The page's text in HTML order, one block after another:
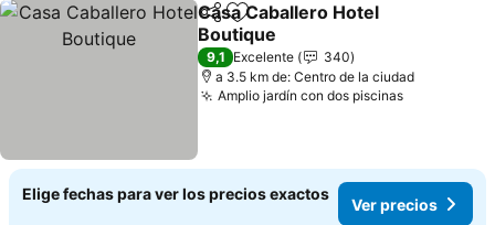
CompartirAgregar a favoritos
Casa Caballero Hotel
Boutique
Ver precios
9,1 Excelente
340
a 3.5 km de: Centro de la ciudad
Amplio jardín con dos piscinasVer
Elige fechas para ver los precios exactos
Ver precios